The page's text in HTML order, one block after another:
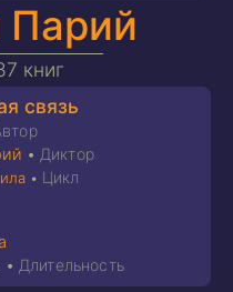
Парий
книг
связь
• Диктор
• Цикл
• Длительность